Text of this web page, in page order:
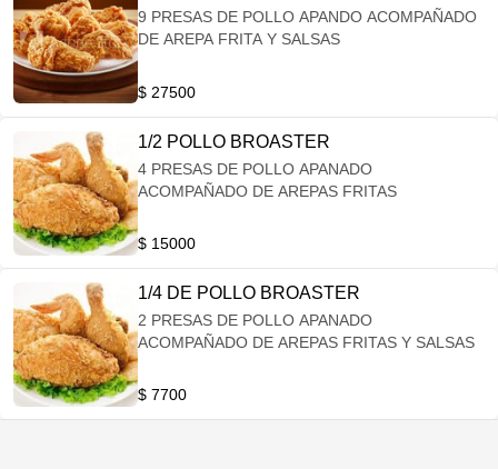
9 PRESAS DE POLLO APANDO ACOMPAÑADO
DE AREPA FRITA Y SALSAS
$ 27500
1/2 POLLO BROASTER
4 PRESAS DE POLLO APANADO
ACOMPAÑADO DE AREPAS FRITAS
$ 15000
1/4 DE POLLO BROASTER
2 PRESAS DE POLLO APANADO
ACOMPAÑADO DE AREPAS FRITAS Y SALSAS
$ 7700